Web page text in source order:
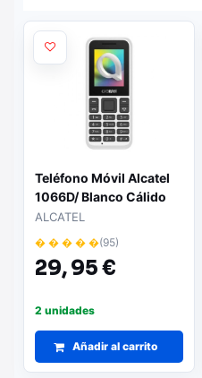
Teléfono Móvil Alcatel
1066D/ Blanco Cálido
ALCATEL
� � � � �(95)
29,95 €
2 unidades
Añadir al carrito